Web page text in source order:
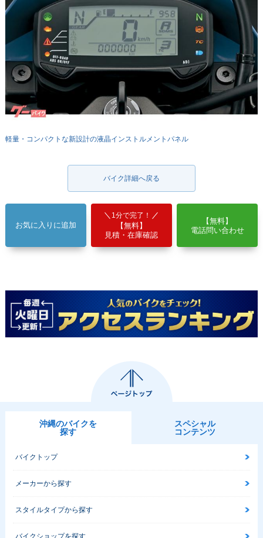
軽量・コンパクトな新設計の液晶インストルメントパネル
バイク詳細へ戻る
お気に入りに追加
1分で完了！
【無料】
見積・在庫確認
【無料】
電話問い合わせ
沖縄のバイクを
探す
スペシャル
コンテンツ
バイクトップ
メーカーから探す
スタイルタイプから探す